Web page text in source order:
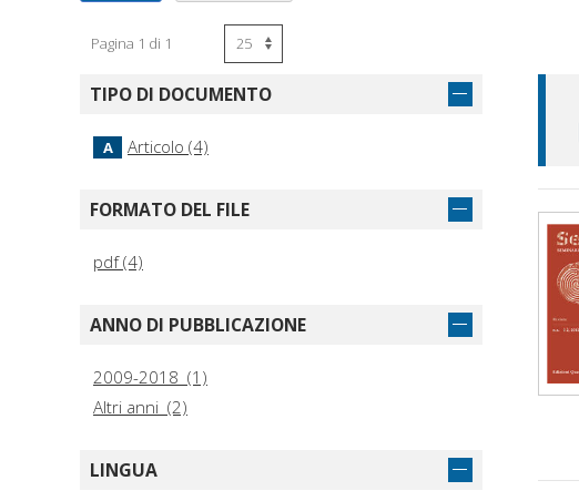
Pagina 1 di 1
TIPO DI DOCUMENTO
A Articolo (4)
FORMATO DEL FILE
pdf (4)
ANNO DI PUBBLICAZIONE
2009-2018 (1)
Altri anni (2)
LINGUA